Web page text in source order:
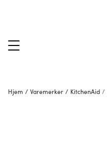
Hjem / Varemerker / KitchenAid /